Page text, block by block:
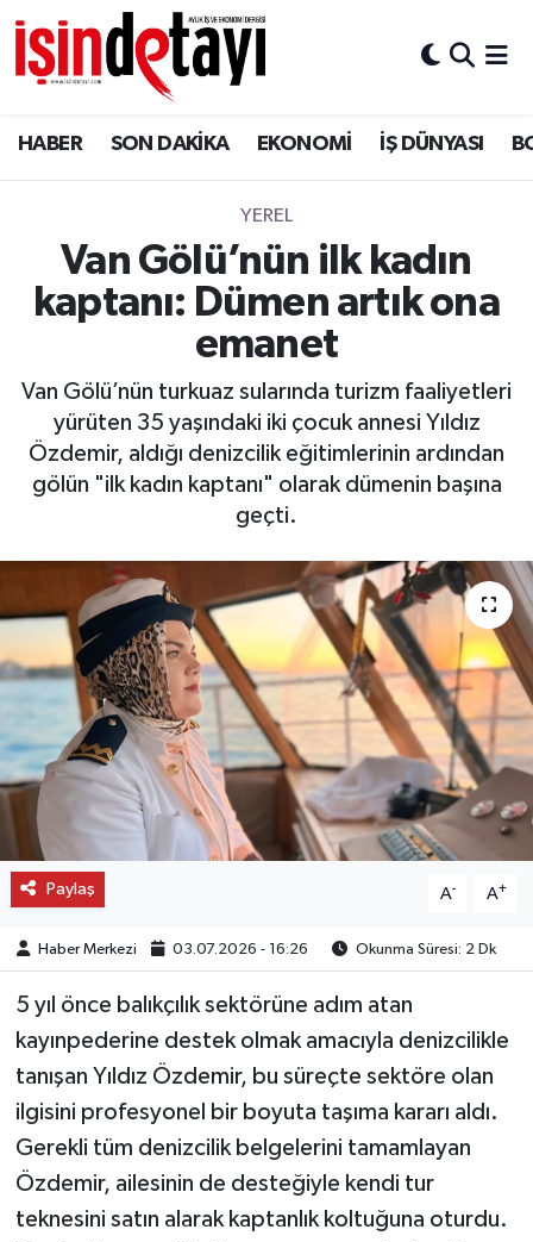
HABER SON DAKİKA EKONOMİ İŞ DÜNYASI
YEREL
Van Gölü’nün ilk kadın
kaptanı: Dümen artık ona
emanet
Van Gölü’nün turkuaz sularında turizm faaliyetleri
yürüten 35 yaşındaki iki çocuk annesi Yıldız
Özdemir, aldığı denizcilik eğitimlerinin ardından
gölün "ilk kadın kaptanı" olarak dümenin başına
geçti.
Paylaş A- A+
Haber Merkezi 03.07.2026 - 16:26 Okunma Süresi: 2 Dk
5 yıl önce balıkçılık sektörüne adım atan
kayınpederine destek olmak amacıyla denizcilikle
tanışan Yıldız Özdemir, bu süreçte sektöre olan
ilgisini profesyonel bir boyuta taşıma kararı aldı.
Gerekli tüm denizcilik belgelerini tamamlayan
Özdemir, ailesinin de desteğiyle kendi tur
teknesini satın alarak kaptanlık koltuğuna oturdu.
DÜNYA
Eğitim
ENERJİ HABERİ
GAYRİMENKUL
HABER
LOJİSTİK
OTO DETAY
SAĞLIK
SON DAKİKA
SPOR
FİNANS
Nöbetçi Eczaneler
Hava Durumu
İstanbul Namaz Vakitleri
Trafik Durumu
Süper Lig Puan Durumu ve Fikstür
Tüm Manşetler
Son Dakika Haberleri